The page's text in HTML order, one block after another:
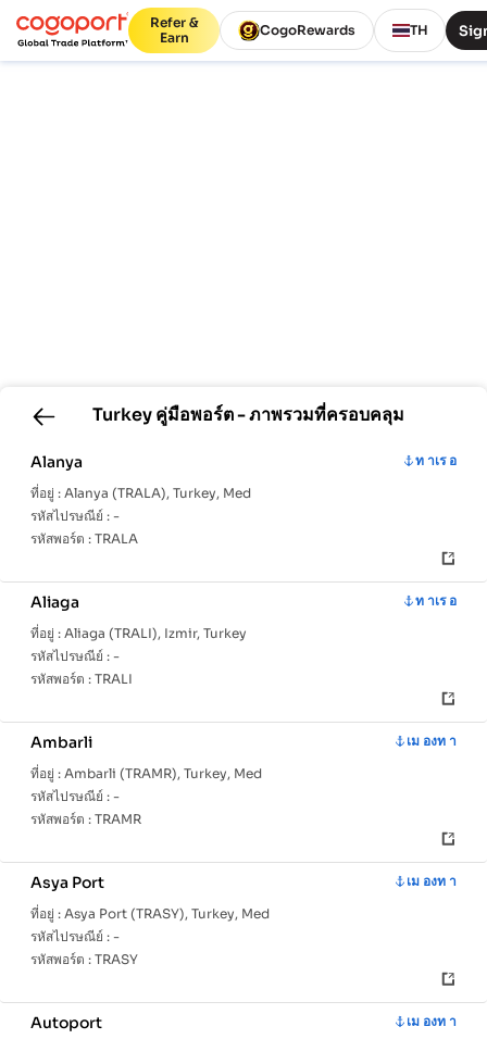
Refer &
Earn
CogoRewards TH
Turkeyคู่มือพอร์ต - ภาพรวมที่ครอบคลุม
Alanya
ท าเร อ
ที่อยู่ : Alanya (TRALA), Turkey, Med
รหัสไปรษณีย์ : -
รหัสพอร์ต : TRALA
Aliaga
ท าเร อ
ที่อยู่ : Aliaga (TRALI), Izmir, Turkey
รหัสไปรษณีย์ : -
รหัสพอร์ต : TRALI
Ambarli
เม องท า
ที่อยู่ : Ambarli (TRAMR), Turkey, Med
รหัสไปรษณีย์ : -
รหัสพอร์ต : TRAMR
Asya Port
เม องท า
ที่อยู่ : Asya Port (TRASY), Turkey, Med
รหัสไปรษณีย์ : -
รหัสพอร์ต : TRASY
Autoport
เม องท า